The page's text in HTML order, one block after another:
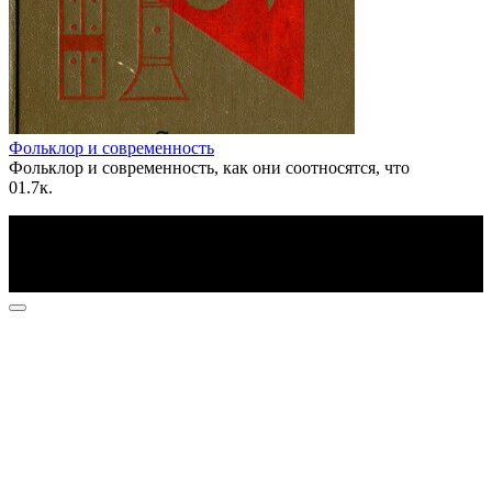
Фольклор и современность
Фольклор и современность, как они соотносятся, что
01.7к.